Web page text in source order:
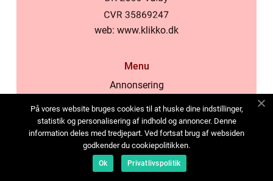
web: www.klikko.dk
Menu
Annonsering
Cookies
Kontakta oss
Sitemap
På vores website bruges cookies til at huske dine indstillinger,
statistik og personalisering af indhold og annoncer. Denne
information deles med tredjepart. Ved fortsat brug af websiden
godkender du cookiepolitikken.
Ok Privatlivspolitik